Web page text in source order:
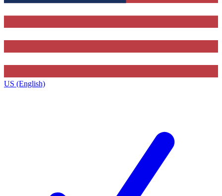
US (English)